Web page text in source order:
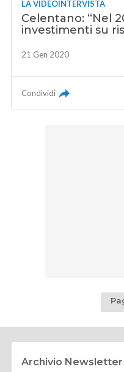
LA VIDEOINTERVISTA
Celentano: “Nel
investimenti su
21 Gen 2020
Condividi
Archivio Newsletter